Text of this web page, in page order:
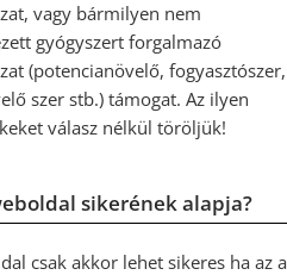
vagy bármilyen nem
gyógyszert forgalmazó
(potencianövelő, fogyasztószer,
szer stb.) támogat. Az ilyen
válasz nélkül töröljük!
sikerének alapja?
csak akkor lehet sikeres ha az a